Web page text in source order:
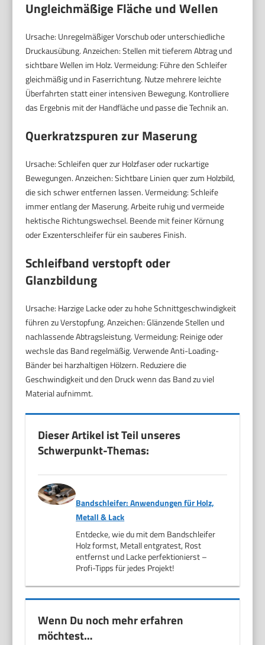
Ungleichmäßige Fläche und Wellen
Ursache: Unregelmäßiger Vorschub oder unterschiedliche
Druckausübung. Anzeichen: Stellen mit tieferem Abtrag und
sichtbare Wellen im Holz. Vermeidung: Führe den Schleifer
gleichmäßig und in Faserrichtung. Nutze mehrere leichte
Überfahrten statt einer intensiven Bewegung. Kontrolliere
das Ergebnis mit der Handfläche und passe die Technik an.
Querkratzspuren zur Maserung
Ursache: Schleifen quer zur Holzfaser oder ruckartige
Bewegungen. Anzeichen: Sichtbare Linien quer zum Holzbild,
die sich schwer entfernen lassen. Vermeidung: Schleife
immer entlang der Maserung. Arbeite ruhig und vermeide
hektische Richtungswechsel. Beende mit feiner Körnung
oder Exzenterschleifer für ein sauberes Finish.
Schleifband verstopft oder
Glanzbildung
Ursache: Harzige Lacke oder zu hohe Schnittgeschwindigkeit
führen zu Verstopfung. Anzeichen: Glänzende Stellen und
nachlassende Abtragsleistung. Vermeidung: Reinige oder
wechsle das Band regelmäßig. Verwende Anti-Loading-
Bänder bei harzhaltigen Hölzern. Reduziere die
Geschwindigkeit und den Druck wenn das Band zu viel
Material aufnimmt.
Dieser Artikel ist Teil unseres
Schwerpunkt-Themas:
Bandschleifer: Anwendungen für Holz,
Metall & Lack
Entdecke, wie du mit dem Bandschleifer
Holz formst, Metall entgratest, Rost
entfernst und Lacke perfektionierst –
Profi-Tipps für jedes Projekt!
Wenn Du noch mehr erfahren
möchtest…